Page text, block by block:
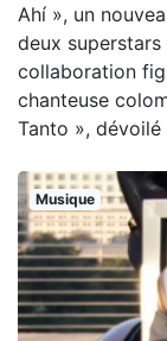
Ahí », un
deux
collaboration
chanteuse
Tanto », dévoilé
Musique